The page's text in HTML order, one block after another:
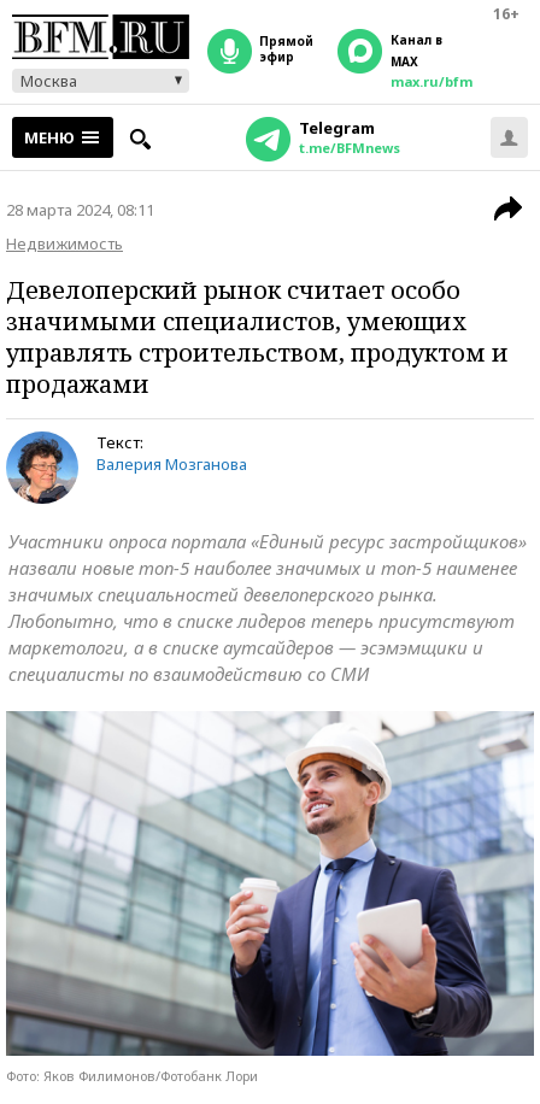
16+
Москва
прямой
эфир
Канал в
MAX
max.ru/bfm
МЕНЮ Telegram
t.me/BFMnews
28 марта 2024, 08:11
Недвижимость
Девелоперский рынок считает особо
значимыми специалистов, умеющих
управлять строительством, продуктом и
продажами
Текст:
Валерия Мозганова
Участники опроса портала «Единый ресурс застройщиков»
назвали новые топ-5 наиболее значимых и топ-5 наименее
значимых специальностей девелоперского рынка.
Любопытно, что в списке лидеров теперь присутствуют
маркетологи, а в списке аутсайдеров — эсэмэмщики и
специалисты по взаимодействию со СМИ
Фото: Яков Филимонов/Фотобанк Лори